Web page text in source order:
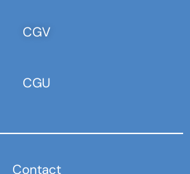
CGV
CGU
Contact